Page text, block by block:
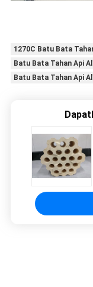
1270C Batu Bata
Batu Bata Tahan Api
Batu Bata Tahan Api